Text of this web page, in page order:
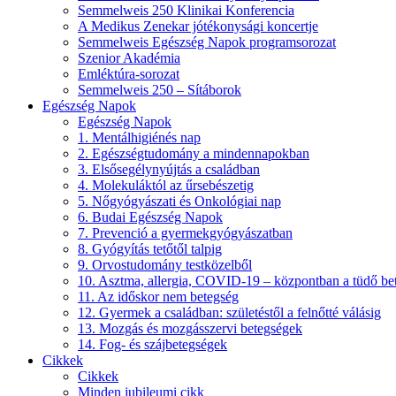
Semmelweis 250 Klinikai Konferencia
A Medikus Zenekar jótékonysági koncertje
Semmelweis Egészség Napok programsorozat
Szenior Akadémia
Emléktúra-sorozat
Semmelweis 250 – Sítáborok
Egészség Napok
Egészség Napok
1. Mentálhigiénés nap
2. Egészségtudomány a mindennapokban
3. Elsősegélynyújtás a családban
4. Molekuláktól az űrsebészetig
5. Nőgyógyászati és Onkológiai nap
6. Budai Egészség Napok
7. Prevenció a gyermekgyógyászatban
8. Gyógyítás tetőtől talpig
9. Orvostudomány testközelből
10. Asztma, allergia, COVID-19 – központban a tüdő
11. Az időskor nem betegség
12. Gyermek a családban: születéstől a felnőtté válásig
13. Mozgás és mozgásszervi betegségek
14. Fog- és szájbetegségek
Cikkek
Cikkek
Minden jubileumi cikk